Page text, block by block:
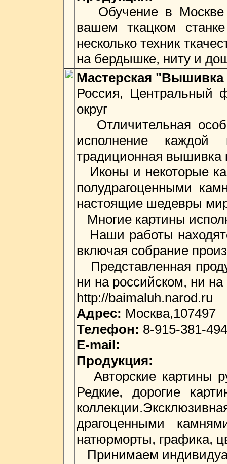
Обучение в Москве
вашем ткацком
несколько техник
на бердышке, ниту и
Мастерская "Вышивка
Россия, Центральный
округ
Отличительная
исполнение
традиционная вышивка
Иконы и некоторые
полудрагоценными
настоящие шедевры
Многие картины
Наши работы
включая собрание
Представленная
ни на российском, ни
http://baimaluh.narod.ru
Адрес: Москва,107497
Телефон: 8-915-381-
E-mail:
Продукция:
Авторские картины
Редкие, дорогие
драгоценными
натюрморты, графика,
Принимаем